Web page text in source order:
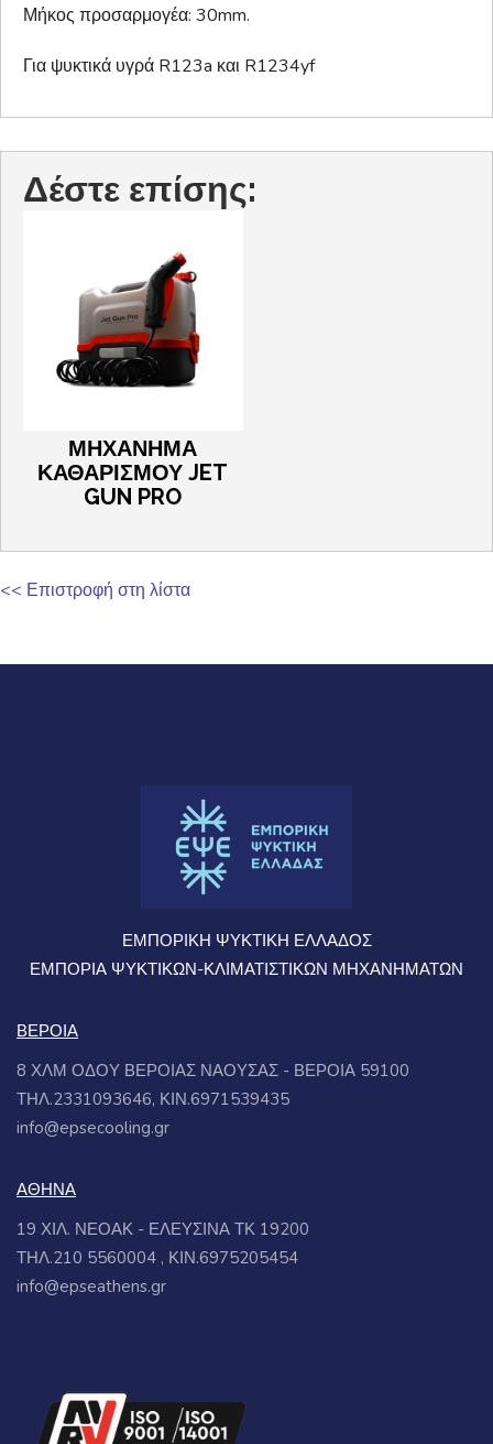
Μήκος προσαρμογέα: 30mm.
Για ψυκτικά υγρά R123a και R1234yf
Δέστε επίσης:
ΜΗΧΑΝΗΜΑ
ΚΑΘΑΡΙΣΜΟΥ JET
GUN PRO
<< Επιστροφή στη λίστα
ΕΜΠΟΡΙΚΗ ΨΥΚΤΙΚΗ ΕΛΛΑΔΟΣ
ΕΜΠΟΡΙΑ ΨΥΚΤΙΚΩΝ-ΚΛΙΜΑΤΙΣΤΙΚΩΝ ΜΗΧΑΝΗΜΑΤΩΝ
ΒΕΡΟΙΑ
8 ΧΛΜ ΟΔΟΥ ΒΕΡΟΙΑΣ ΝΑΟΥΣΑΣ - ΒΕΡΟΙΑ 59100
ΤΗΛ.2331093646, ΚΙΝ.6971539435
info@epsecooling.gr
ΑΘΗΝΑ
19 ΧΙΛ. ΝΕΟΑΚ - ΕΛΕΥΣΙΝΑ ΤΚ 19200
ΤΗΛ.210 5560004 , ΚΙΝ.6975205454
info@epseathens.gr